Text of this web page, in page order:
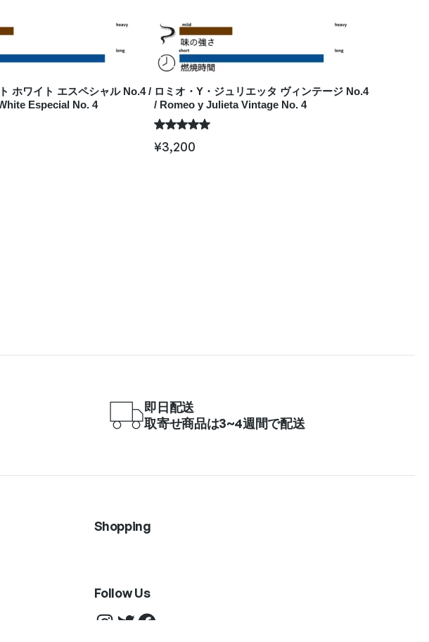
ホワイト エスペシャル No.4 /
Especial No. 4
ロミオ・Y・ジュリエッタ ヴィンテージ No.4
/ Romeo y Julieta Vintage No. 4
¥3,200
即日配送
取寄せ商品は3~4週間で配送
Shopping
Follow Us
Instagram Twitter Facebook